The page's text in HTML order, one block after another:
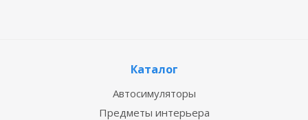
Каталог
Автосимуляторы
Предметы интерьера